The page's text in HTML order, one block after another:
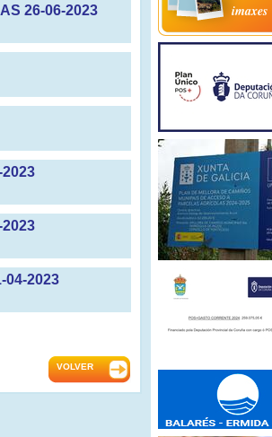
26-06-2023
04-2023
VOLVER
imaxes